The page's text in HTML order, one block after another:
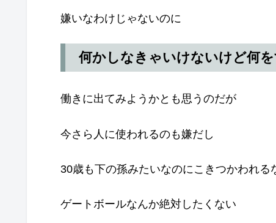
嫌いなわけじゃないのに
何かしなきゃいけないけど何
働きに出てみようかとも思うのだが
今さら人に使われるのも嫌だし
30歳も下の孫みたいなのにこきつかわれる
ゲートボールなんか絶対したくない